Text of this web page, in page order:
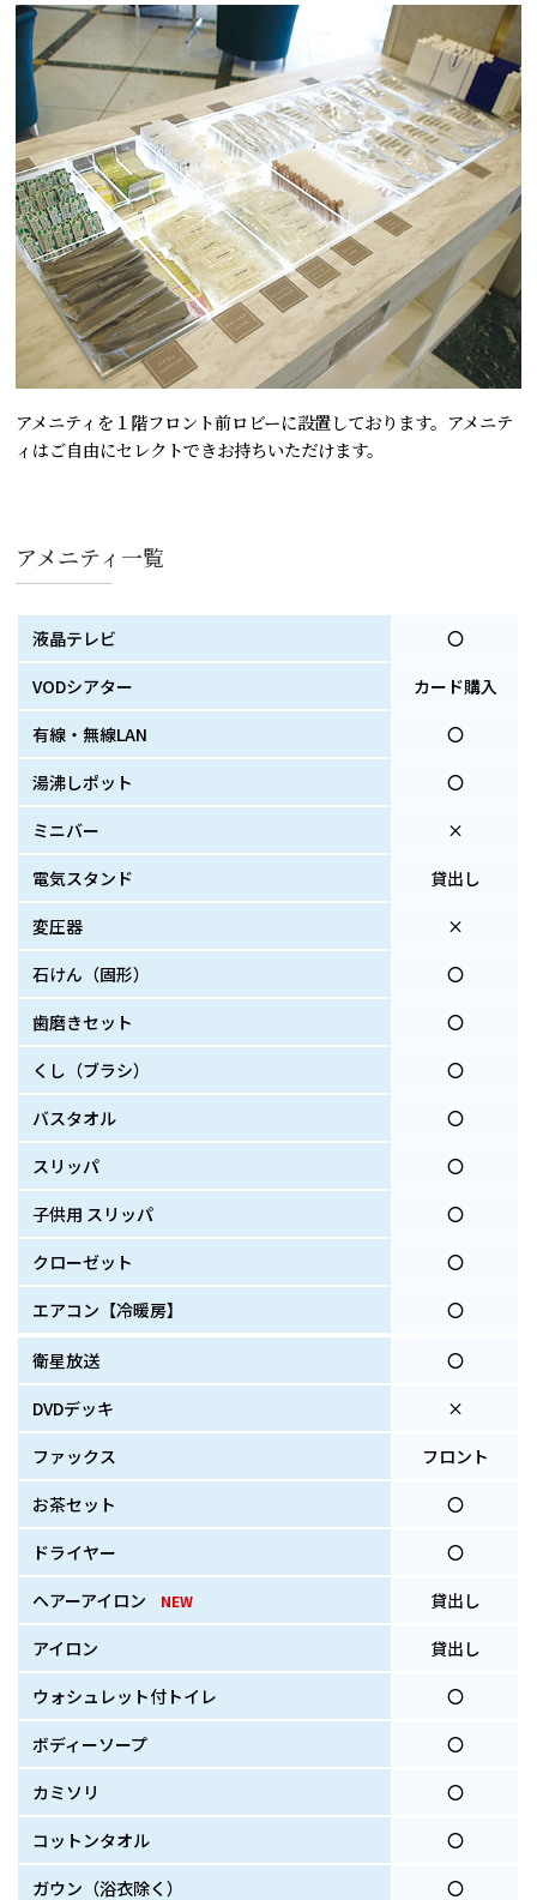
アメニティを１階フロント前ロビーに設置しております。アメニテ
ィはご自由にセレクトできお持ちいただけます。
アメニティ一覧
液晶テレビ
〇
VODシアター
カード購入
有線・無線LAN
〇
湯沸しポット
〇
ミニバー
×
電気スタンド
貸出し
変圧器
×
石けん （固形）
〇
歯磨きセット
〇
くし （ブラシ）
〇
バスタオル
〇
スリッパ
〇
子供用 スリッパ
〇
クローゼット
〇
エアコン【冷暖房】
〇
衛星放送
〇
DVDデッキ
×
ファックス
フロント
お茶セット
〇
ドライヤー
〇
ヘアーアイロン
NEW
貸出し
アイロン
貸出し
ウォシュレット付トイレ
〇
ボディーソープ
〇
カミソリ
〇
コットンタオル
〇
ガウン （浴衣除く）
〇